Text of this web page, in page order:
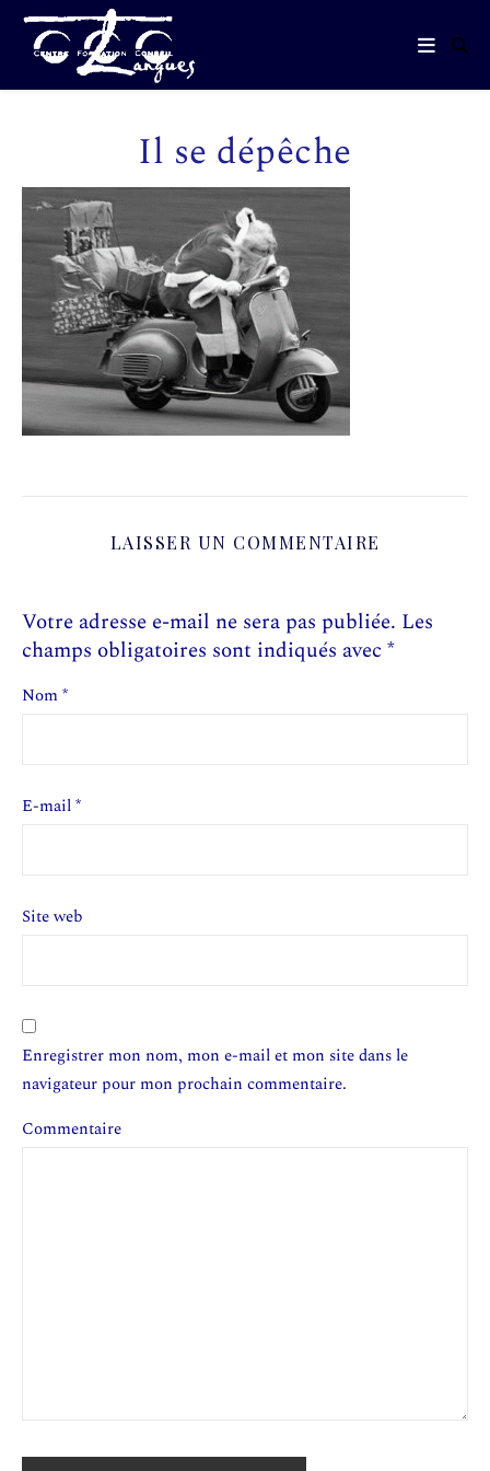
Il se dépêche
LAISSER UN COMMENTAIRE
Votre adresse e-mail ne sera pas publiée. Les
champs obligatoires sont indiqués avec *
Nom*
E-mail*
Site web
Enregistrer mon nom, mon e-mail et mon site dans le
navigateur pour mon prochain commentaire.
Commentaire